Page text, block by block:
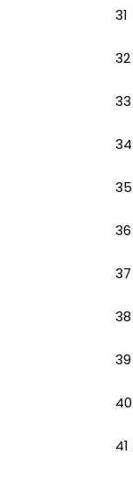
31
32
33
34
35
36
37
38
39
40
41